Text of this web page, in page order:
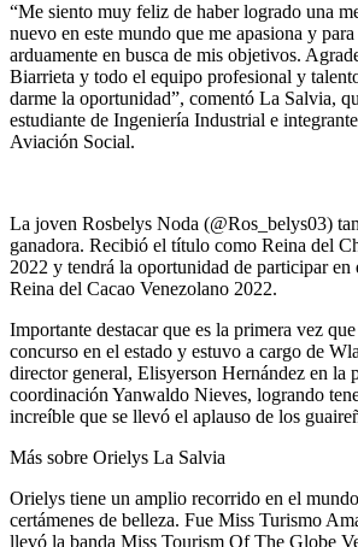
“Me siento muy feliz de haber logrado una
nuevo en este mundo que me apasiona y
arduamente en busca de mis objetivos.
Biarrieta y todo el equipo profesional y
darme la oportunidad”, comentó La Salvia,
estudiante de Ingeniería Industrial e
Aviación Social.
La joven Rosbelys Noda (@Ros_belys03)
ganadora. Recibió el título como Reina del
2022 y tendrá la oportunidad de participar en
Reina del Cacao Venezolano 2022.
Importante destacar que es la primera vez
concurso en el estado y estuvo a cargo de
director general, Elisyerson Hernández en la
coordinación Yanwaldo Nieves, logrando
increíble que se llevó el aplauso de los
Más sobre Orielys La Salvia
Orielys tiene un amplio recorrido en el
certámenes de belleza. Fue Miss Turismo
llevó la banda Miss Tourism Of The Globe